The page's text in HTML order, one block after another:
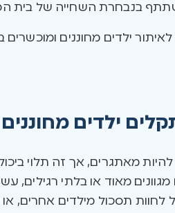
בנבחרת השחייה של בית
ילדים מחוננים
ילדים
להיות מאתגרים, אך זה תלוי
מגוונים מאוד או בלתי
תסכול מילדים אחרים,